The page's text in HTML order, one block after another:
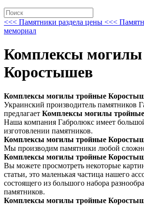
<<< Памятники раздела цены <<<
мемориал
Комплексы
Коростышев
Комплексы могилы тройные
Украинский производитель памятников
предлагает Комплексы могилы
Наша компания Габролюкс имеет
изготовлении памятников.
Комплексы могилы тройные
Мы производим памятники любой
Комплексы могилы тройные
Вы можете просмотреть некоторые
статьи, это маленькая частица нашего
состоящего из большого набора
памятников.
Комплексы могилы тройные